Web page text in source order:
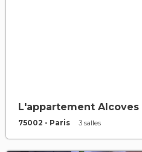
L'appartement Alcoves
75002 - Paris 3 salles